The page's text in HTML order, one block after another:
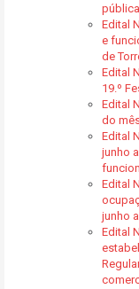
pública
Edital
e
de
Edital
19.º
Edital
do
Edital
junho
Edital
junho
Edital